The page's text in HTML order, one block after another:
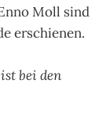
Moll sind
erschienen.
bei den